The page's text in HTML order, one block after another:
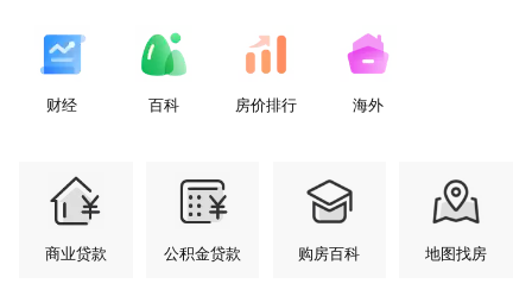
财经 百科 房价排行 海外
商业贷款 公积金贷款 购房百科 地图找房